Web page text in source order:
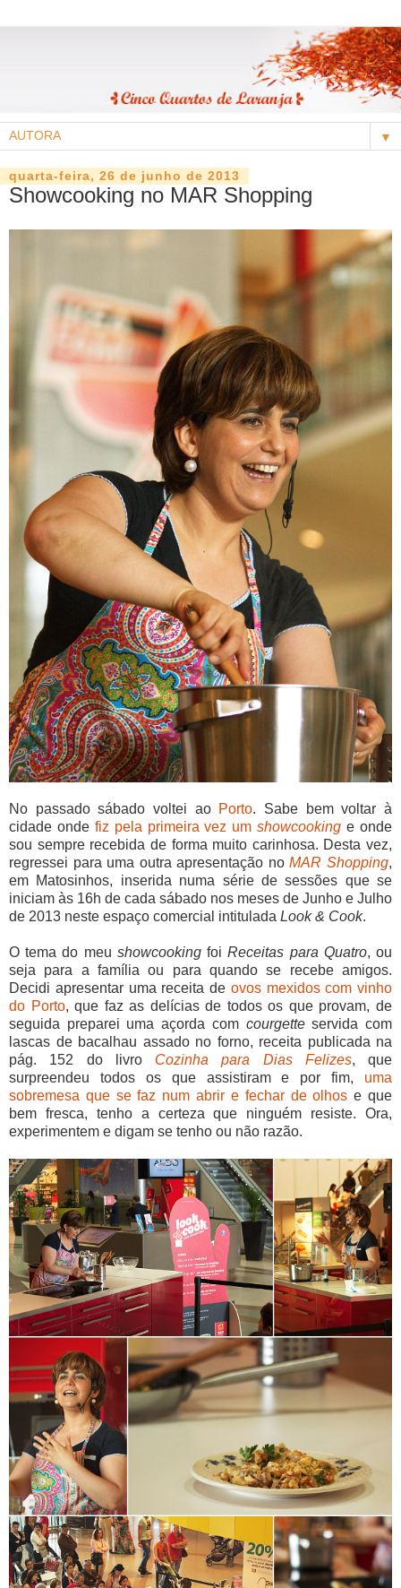
▼
quarta-feira, 26 de junho de 2013
Showcooking no MAR Shopping
No passado sábado voltei ao Porto. Sabe bem voltar à
cidade onde fiz pela primeira vez umshowcooking e onde
sou sempre recebida de forma muito carinhosa. Desta vez,
regressei para uma outra apresentação noMAR Shopping,
em Matosinhos, inserida numa série de sessões que se
iniciam às 16h de cada sábado nos meses de Junho e Julho
de 2013 neste espaço comercial intitulada Look & Cook.
O tema do meu showcookingfoiReceitas para Quatro, ou
seja para a família ou para quando se recebe amigos.
Decidi apresentar uma receita de ovos mexidos com vinho
do Porto, que faz as delícias de todos os que provam, de
seguida preparei uma açorda com courgetteservida com
lascas de bacalhau assado no forno, receita publicada na
pág. 152 do livro Cozinha para Dias Felizes, que
surpreendeu todos os que assistiram e por fim, uma
sobremesa que se faz num abrir e fechar de olhos e que
bem fresca, tenho a certeza que ninguém resiste. Ora,
experimentem e digam se tenho ou não razão.